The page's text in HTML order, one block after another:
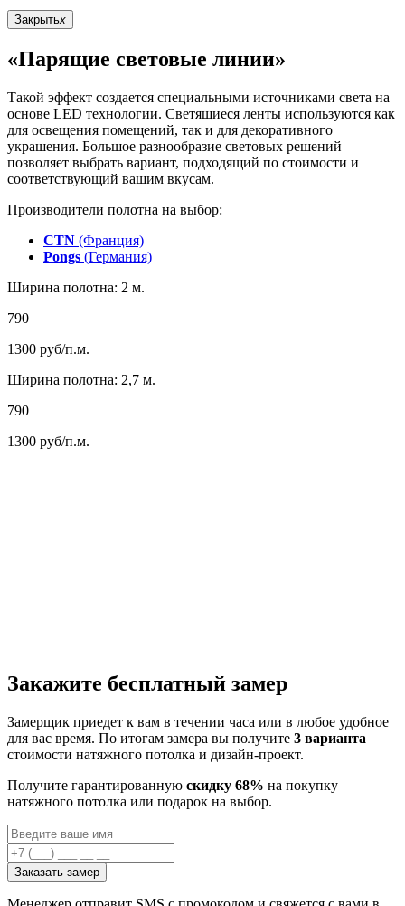
Закрытьx
«Парящие световые линии»
Такой эффект создается специальными источниками света на
основе LED технологии. Светящиеся ленты используются как
для освещения помещений, так и для декоративного
украшения. Большое разнообразие световых решений
позволяет выбрать вариант, подходящий по стоимости и
соответствующий вашим вкусам.
Производители полотна на выбор:
CTN (Франция)
Pongs (Германия)
Ширина полотна: 2 м.
790
1300 руб/п.м.
Ширина полотна: 2,7 м.
790
1300 руб/п.м.
Закажите бесплатный замер
Замерщик приедет к вам в течении часа или в любое удобное
для вас время. По итогам замера вы получите 3 варианта
стоимости натяжного потолка и дизайн-проект.
Получите гарантированную скидку 68% на покупку
натяжного потолка или подарок на выбор.
Заказать замер